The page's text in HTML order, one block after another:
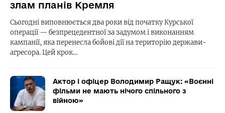
злам планів Кремля
Сьогодні виповнюється два роки від початку Курської
операції — безпрецедентної за задумом і виконанням
кампанії, яка перенесла бойові дії на територію держави-
агресора. Цей крок…
Актор і офіцер Володимир Ращук: «Воєнні
фільми не мають нічого спільного з
війною»